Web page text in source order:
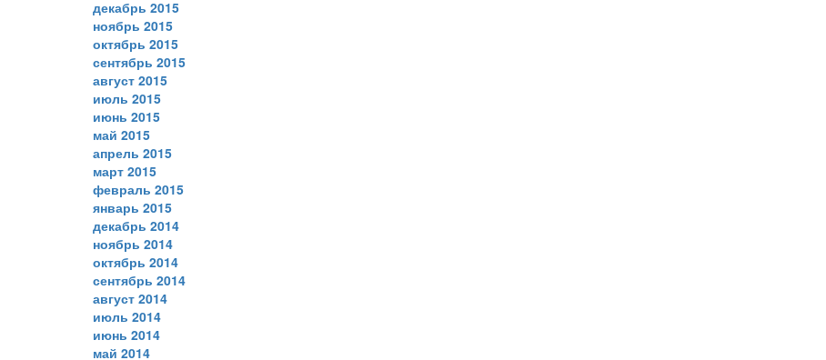
декабрь 2015
ноябрь 2015
октябрь 2015
сентябрь 2015
август 2015
июль 2015
июнь 2015
май 2015
апрель 2015
март 2015
февраль 2015
январь 2015
декабрь 2014
ноябрь 2014
октябрь 2014
сентябрь 2014
август 2014
июль 2014
июнь 2014
май 2014